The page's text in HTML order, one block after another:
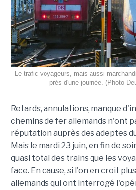
Le trafic voyageurs, mais aussi
près d'une journée. (Photo
Retards, annulations, manque
chemins de fer allemands n'ont
réputation auprès des adeptes
Mais le mardi 23 juin, en fin de
quasi total des trains que les
face. En cause, si l'on en croit
allemands qui ont interrogé